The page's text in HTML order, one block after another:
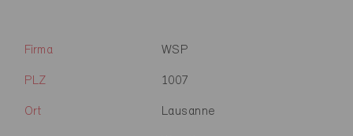
Firma WSP
PLZ 1007
Ort Lausanne